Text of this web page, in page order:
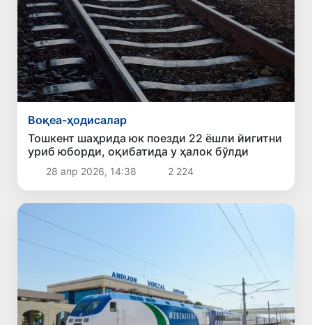
Воқеа-ҳодисалар
Тошкент шаҳрида юк поезди 22 ёшли йигитни
уриб юборди, оқибатида у ҳалок бўлди
28 апр 2026, 14:38 2 224